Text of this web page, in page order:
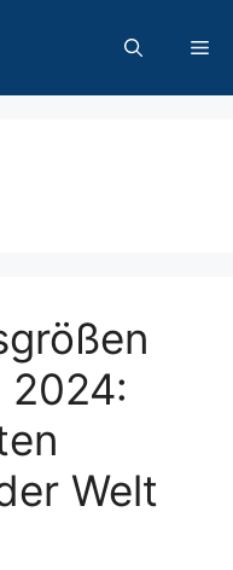
2024:
Welt